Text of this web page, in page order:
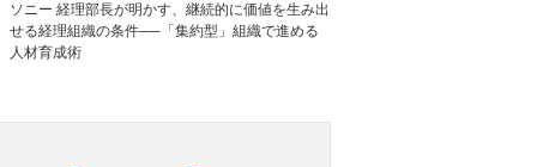
ソニー 経理部長が明かす、継続的に価値を生み出
せる経理組織の条件──「集約型」組織で進める
人材育成術